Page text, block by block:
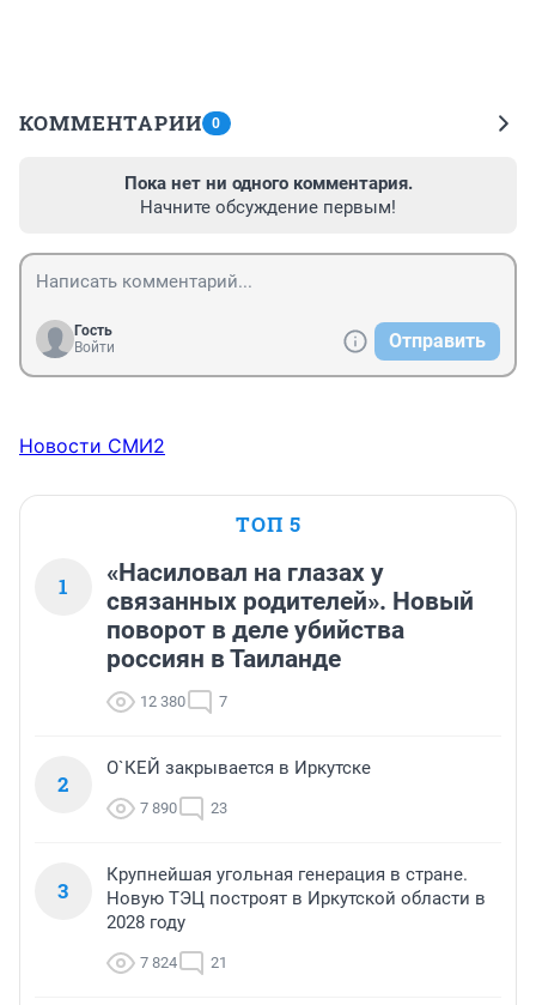
КОММЕНТАРИИ 0
Пока нет ни одного комментария.
Начните обсуждение первым!
Гость
Войти
Отправить
Новости СМИ2
ТОП 5
1
«Насиловал на глазах у
связанных родителей». Новый
поворот в деле убийства
россиян в Таиланде
12 380 7
2
О`КЕЙ закрывается в Иркутске
7 890 23
3
Крупнейшая угольная генерация в стране.
Новую ТЭЦ построят в Иркутской области в
2028 году
7 824 21